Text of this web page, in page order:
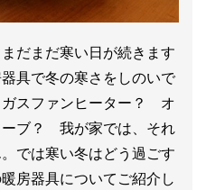
だまだ寒い日が続きます
具で冬の寒さをしのいで
スファンヒーター？ オ
ブ？ 我が家では、それ
では寒い冬はどう過ごす
房器具についてご紹介し